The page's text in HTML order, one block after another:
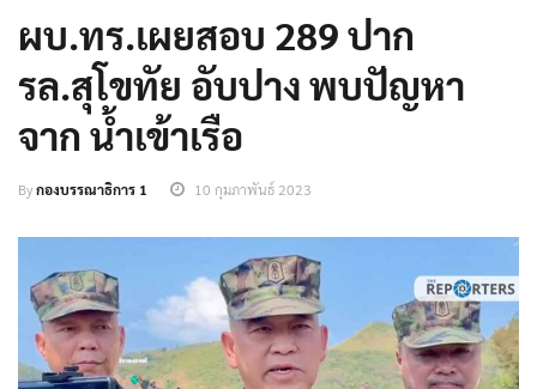
ผบ.ทร.เผยสอบ 289 ปาก
รล.สุโขทัย อับปาง พบปัญหา
จาก น้ำเข้าเรือ
Byกองบรรณาธิการ 1 10 กุมภาพันธ์ 2023